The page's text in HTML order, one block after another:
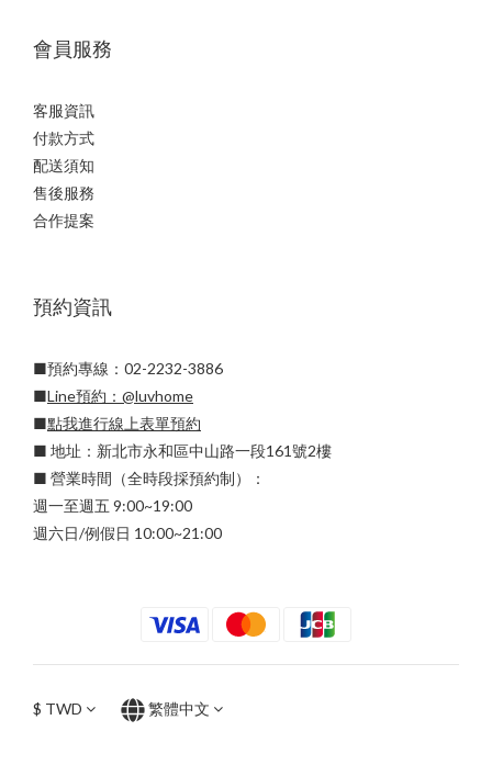
會員服務
客服資訊
付款方式
配送須知
售後服務
合作提案
預約資訊
■預約專線：02-2232-3886
■Line預約： @luvhome
■點我進行線上表單預約
■ 地址：新北市永和區中山路一段161號2樓
■ 營業時間（全時段採預約制）：
週一至週五 9:00~19:00
週六日/例假日 10:00~21:00
$ TWD 繁體中文